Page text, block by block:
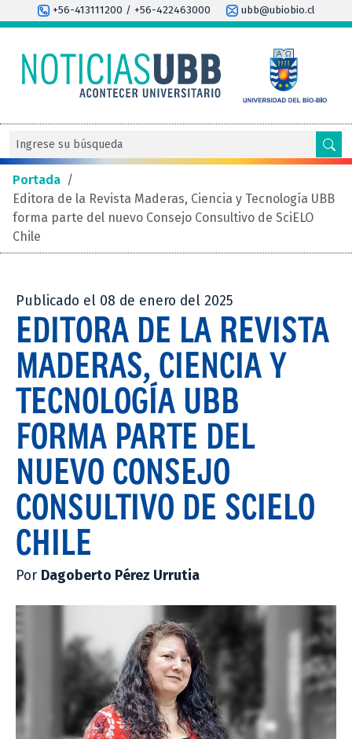
+56-413111200 / +56-422463000 ubb@ubiobio.cl
Portada /
Editora de la Revista Maderas, Ciencia y Tecnología UBB
forma parte del nuevo Consejo Consultivo de SciELO
Chile
Publicado el 08 de enero del 2025
EDITORA DE LA REVISTA
MADERAS, CIENCIA Y
TECNOLOGÍA UBB
FORMA PARTE DEL
NUEVO CONSEJO
CONSULTIVO DE SCIELO
CHILE
Por Dagoberto Pérez Urrutia